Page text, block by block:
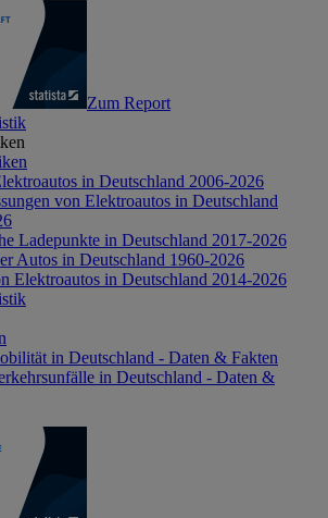
Zum Report
in Deutschland 2006-2026
von Elektroautos in Deutschland
Ladepunkte in Deutschland 2017-2026
Autos in Deutschland 1960-2026
Elektroautos in Deutschland 2014-2026
in Deutschland - Daten & Fakten
in Deutschland - Daten &